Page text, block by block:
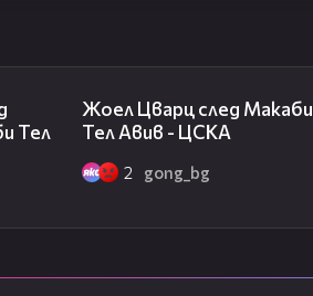
Тел
Жоел Цварц след Макаби
Тел Авив - ЦСКА
2 gong_bg